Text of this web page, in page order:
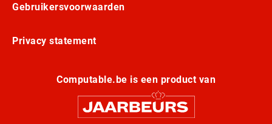
Gebruikersvoorwaarden
Privacy statement
Computable.be is een product van